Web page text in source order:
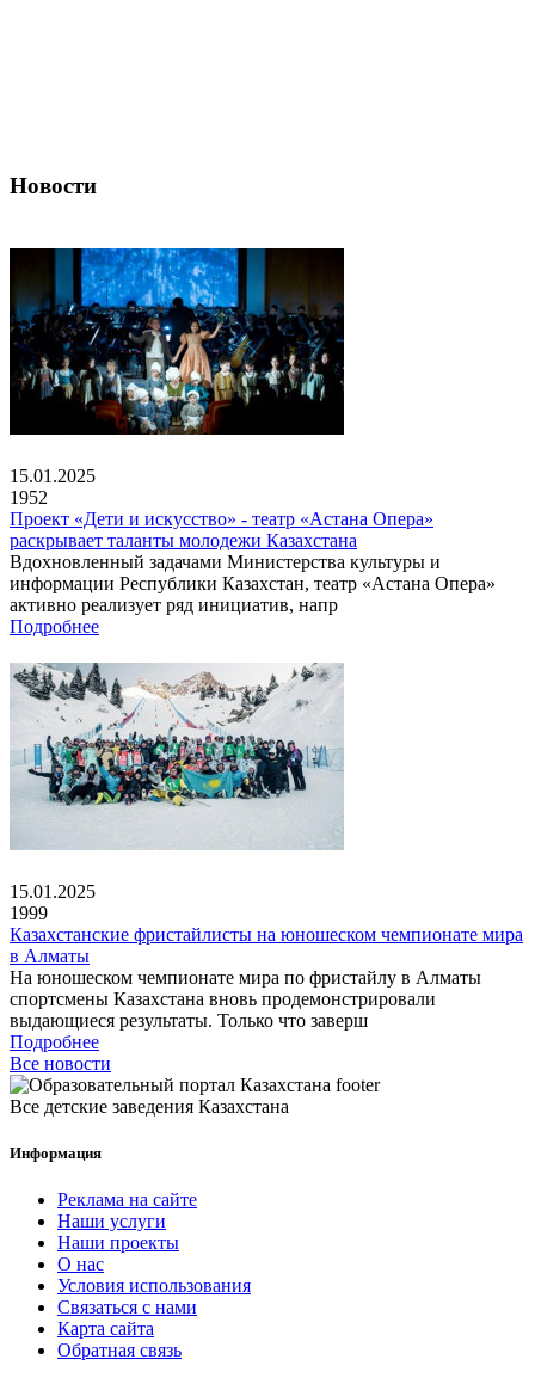
Новости
15.01.2025
1952
Проект «Дети и искусство» - театр «Астана Опера»
раскрывает таланты молодежи Казахстана
Вдохновленный задачами Министерства культуры и
информации Республики Казахстан, театр «Астана Опера»
активно реализует ряд инициатив, напр
Подробнее
15.01.2025
1999
Казахстанские фристайлисты на юношеском чемпионате мира
в Алматы
На юношеском чемпионате мира по фристайлу в Алматы
спортсмены Казахстана вновь продемонстрировали
выдающиеся результаты. Только что заверш
Подробнее
Все новости
Все детские заведения Казахстана
Информация
Реклама на сайте
Наши услуги
Наши проекты
О нас
Условия использования
Связаться с нами
Карта сайта
Обратная связь